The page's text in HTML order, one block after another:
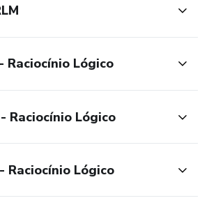
Raciocínio Lógico
Raciocínio Lógico
Raciocínio Lógico